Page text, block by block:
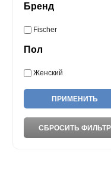
Бренд
Fischer
Пол
Женский